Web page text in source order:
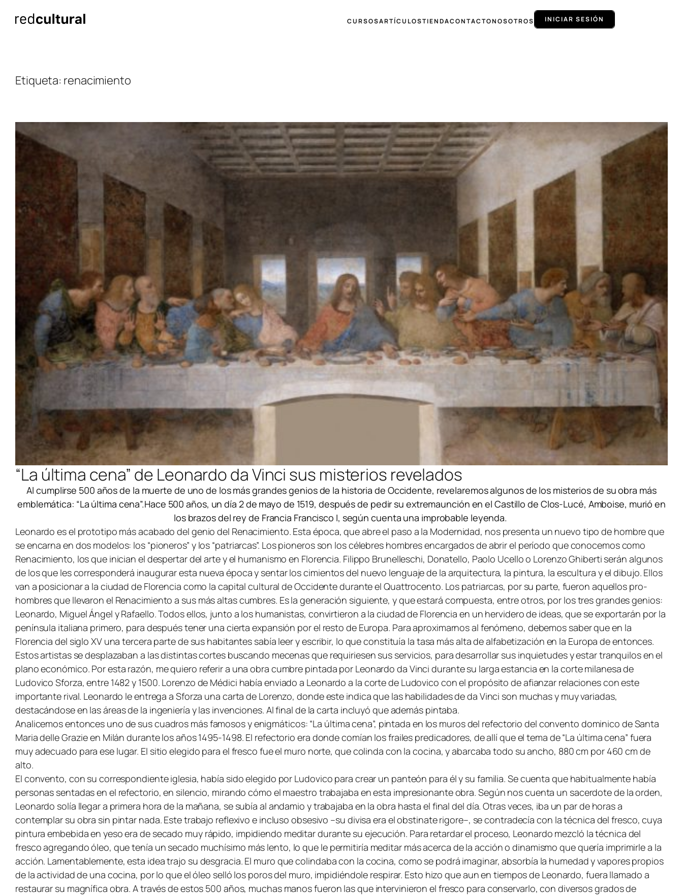
CURSOSARTÍCULOSTIENDACONTACTONOSOTROS INICIAR SESIÓN
Etiqueta: renacimiento
“La última cena” de Leonardo da Vinci sus misterios revelados
Al cumplirse 500 años de la muerte de uno de los más grandes genios de la historia de Occidente, revelaremos algunos de los misterios de su obra más
emblemática: “La última cena”.Hace 500 años, un día 2 de mayo de 1519, después de pedir su extremaunción en el Castillo de Clos-Lucé, Amboise, murió en
los brazos del rey de Francia Francisco I, según cuenta una improbable leyenda.
Leonardo es el prototipo más acabado del genio del Renacimiento. Esta época, que abre el paso a la Modernidad, nos presenta un nuevo tipo de hombre que
se encarna en dos modelos: los “pioneros” y los “patriarcas”. Los pioneros son los célebres hombres encargados de abrir el período que conocemos como
Renacimiento, los que inician el despertar del arte y el humanismo en Florencia. Filippo Brunelleschi, Donatello, Paolo Ucello o Lorenzo Ghiberti serán algunos
de los que les corresponderá inaugurar esta nueva época y sentar los cimientos del nuevo lenguaje de la arquitectura, la pintura, la escultura y el dibujo. Ellos
van a posicionar a la ciudad de Florencia como la capital cultural de Occidente durante el Quattrocento. Los patriarcas, por su parte, fueron aquellos pro-
hombres que llevaron el Renacimiento a sus más altas cumbres. Es la generación siguiente, y que estará compuesta, entre otros, por los tres grandes genios:
Leonardo, Miguel Ángel y Rafaello. Todos ellos, junto a los humanistas, convirtieron a la ciudad de Florencia en un hervidero de ideas, que se exportarán por la
península italiana primero, para después tener una cierta expansión por el resto de Europa. Para aproximarnos al fenómeno, debemos saber que en la
Florencia del siglo XV una tercera parte de sus habitantes sabía leer y escribir, lo que constituía la tasa más alta de alfabetización en la Europa de entonces.
Estos artistas se desplazaban a las distintas cortes buscando mecenas que requiriesen sus servicios, para desarrollar sus inquietudes y estar tranquilos en el
plano económico. Por esta razón, me quiero referir a una obra cumbre pintada por Leonardo da Vinci durante su larga estancia en la corte milanesa de
Ludovico Sforza, entre 1482 y 1500. Lorenzo de Médici había enviado a Leonardo a la corte de Ludovico con el propósito de afianzar relaciones con este
importante rival. Leonardo le entrega a Sforza una carta de Lorenzo, donde este indica que las habilidades de da Vinci son muchas y muy variadas,
destacándose en las áreas de la ingeniería y las invenciones. Al final de la carta incluyó que además pintaba.
Analicemos entonces uno de sus cuadros más famosos y enigmáticos: “La última cena”, pintada en los muros del refectorio del convento dominico de Santa
Maria delle Grazie en Milán durante los años 1495-1498. El refectorio era donde comían los frailes predicadores, de allí que el tema de “La última cena” fuera
muy adecuado para ese lugar. El sitio elegido para el fresco fue el muro norte, que colinda con la cocina, y abarcaba todo su ancho, 880 cm por 460 cm de
alto.
El convento, con su correspondiente iglesia, había sido elegido por Ludovico para crear un panteón para él y su familia. Se cuenta que habitualmente había
personas sentadas en el refectorio, en silencio, mirando cómo el maestro trabajaba en esta impresionante obra. Según nos cuenta un sacerdote de la orden,
Leonardo solía llegar a primera hora de la mañana, se subía al andamio y trabajaba en la obra hasta el final del día. Otras veces, iba un par de horas a
contemplar su obra sin pintar nada. Este trabajo reflexivo e incluso obsesivo –su divisa era el obstinate rigore–, se contradecía con la técnica del fresco, cuya
pintura embebida en yeso era de secado muy rápido, impidiendo meditar durante su ejecución. Para retardar el proceso, Leonardo mezcló la técnica del
fresco agregando óleo, que tenía un secado muchísimo más lento, lo que le permitiría meditar más acerca de la acción o dinamismo que quería imprimirle a la
acción. Lamentablemente, esta idea trajo su desgracia. El muro que colindaba con la cocina, como se podrá imaginar, absorbía la humedad y vapores propios
de la actividad de una cocina, por lo que el óleo selló los poros del muro, impidiéndole respirar. Esto hizo que aun en tiempos de Leonardo, fuera llamado a
restaurar su magnífica obra. A través de estos 500 años, muchas manos fueron las que intervinieron el fresco para conservarlo, con diversos grados de